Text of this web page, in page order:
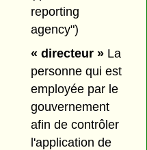
reporting
agency")
« directeur »La
personne qui est
employée par le
gouvernement
afin de contrôler
l'application de